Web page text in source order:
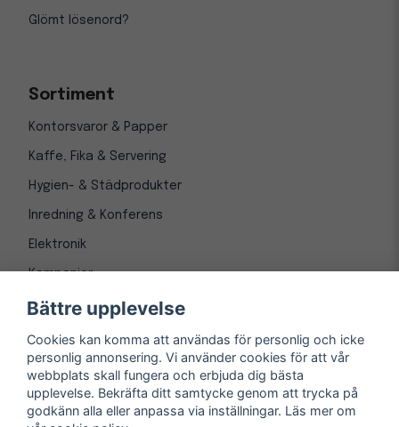
Glömt lösenord?
Sortiment
Kontorsvaror & Papper
Kaffe, Fika & Servering
Hygien- & Städprodukter
Inredning & Konferens
Elektronik
Kampanjer
Bättre upplevelse
Cookies kan komma att användas för personlig och icke
personlig annonsering. Vi använder cookies för att vår
webbplats skall fungera och erbjuda dig bästa
upplevelse. Bekräfta ditt samtycke genom att trycka på
godkänn alla eller anpassa via inställningar. Läs mer om